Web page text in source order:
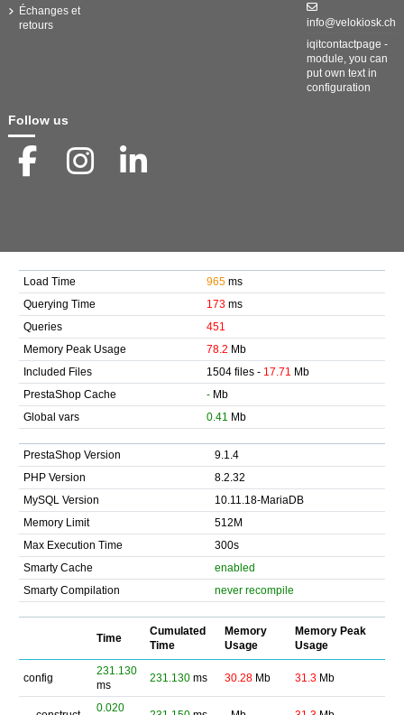
Échanges et
retours
info@velokiosk.ch
iqitcontactpage -
module, you can
put own text in
configuration
Follow us
Load Time 965ms
Querying Time
173ms
Queries
451
Memory Peak Usage
78.2 Mb
Included Files
1504 files - 17.71 Mb
PrestaShop Cache
-Mb
Global vars
0.41 Mb
PrestaShop Version
9.1.4
PHP Version
8.2.32
MySQL Version
10.11.18-MariaDB
Memory Limit
512M
Max Execution Time
300s
Smarty Cache
enabled
Smarty Compilation
never recompile
Time
Cumulated
Time
Memory
Usage
Memory Peak
Usage
config
231.130
ms
231.130ms 30.28Mb 31.3Mb
0.020